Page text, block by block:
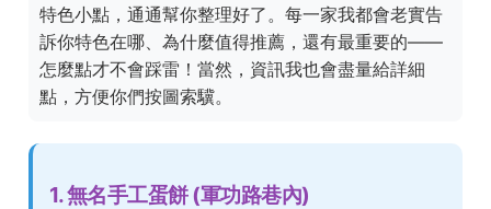
特色小點，通通幫你整理好了。每一家我都會老實告
訴你特色在哪、為什麼值得推薦，還有最重要的——
怎麼點才不會踩雷！當然，資訊我也會盡量給詳細
點，方便你們按圖索驥。
1. 無名手工蛋餅 (軍功路巷內)